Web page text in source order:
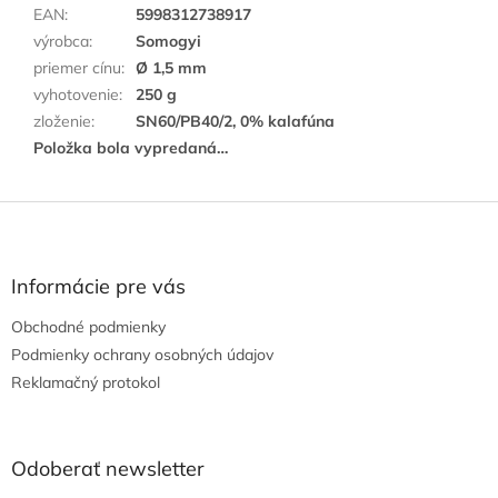
EAN:
5998312738917
výrobca:
Somogyi
priemer cínu: Ø 1,5 mm
vyhotovenie:
250 g
zloženie:
SN60/PB40/2, 0% kalafúna
Položka bola vypredaná…
Informácie pre vás
Obchodné podmienky
Podmienky ochrany osobných údajov
Reklamačný protokol
Odoberať newsletter